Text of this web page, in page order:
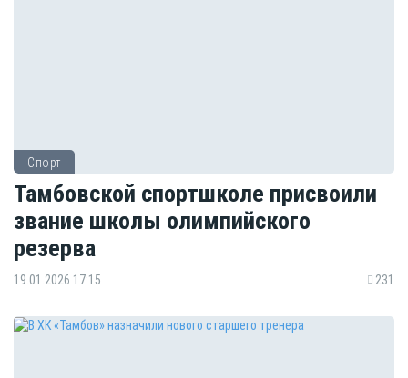
Спорт
Тамбовской спортшколе присвоили
звание школы олимпийского
резерва
19.01.2026 17:15 231